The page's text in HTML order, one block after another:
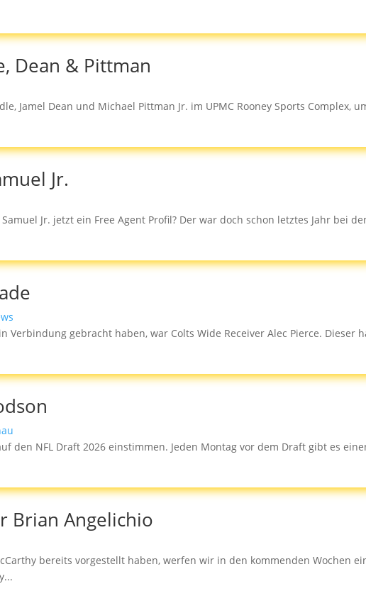
Dean & Pittman
Jamel Dean und Michael Pittman Jr. im UPMC Rooney Sports Complex,
Jr.
Jr. jetzt ein Free Agent Profil? Der war doch schon letztes Jahr bei
Verbindung gebracht haben, war Colts Wide Receiver Alec Pierce. Dieser
den NFL Draft 2026 einstimmen. Jeden Montag vor dem Draft gibt es
Brian Angelichio
bereits vorgestellt haben, werfen wir in den kommenden Wochen